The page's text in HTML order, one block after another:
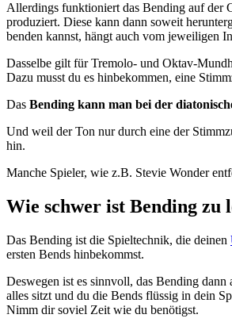
Allerdings funktioniert das Bending auf der
produziert. Diese kann dann soweit
benden kannst, hängt auch vom jeweiligen
Dasselbe gilt für Tremolo- und Oktav-
Dazu musst du es hinbekommen, eine
Das Bending kann man bei der
Und weil der Ton nur durch eine der
hin.
Manche Spieler, wie z.B. Stevie Wonder
Wie schwer ist Bending zu
Das Bending ist die Spieltechnik, die deinen
ersten Bends hinbekommst.
Deswegen ist es sinnvoll, das Bending dann
alles sitzt und du die Bends flüssig in dein
Nimm dir soviel Zeit wie du benötigst.